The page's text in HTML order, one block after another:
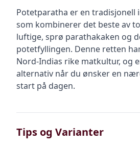
Potetparatha er en
som kombinerer det beste av
luftige, sprø parathakaken og
potetfyllingen. Denne retten
Nord-Indias rike matkultur, og
alternativ når du ønsker en
start på dagen.
Tips og Varianter